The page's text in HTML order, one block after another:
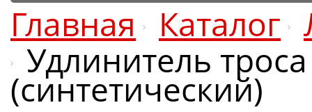
Главная Каталог
Удлинитель
(синтетический)